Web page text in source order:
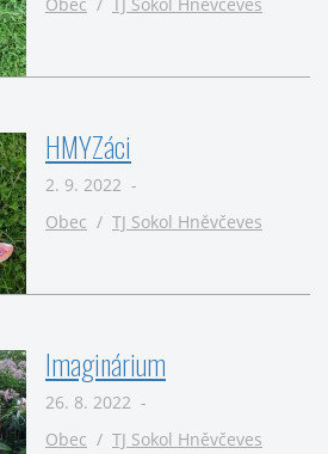
HMYZáci
2. 9. 2022 -
Obec / TJ Sokol Hněvčeves
Imaginárium
26. 8. 2022 -
Obec / TJ Sokol Hněvčeves